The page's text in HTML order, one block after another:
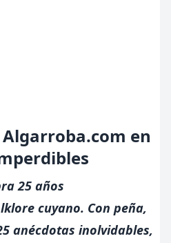
Algarroba.com en
25 años
cuyano. Con peña,
anécdotas inolvidables,